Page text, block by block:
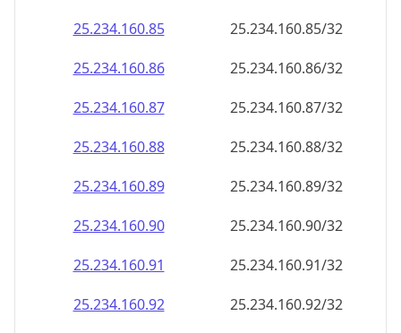
25.234.160.85
25.234.160.85/32
25.234.160.86
25.234.160.86/32
25.234.160.87
25.234.160.87/32
25.234.160.88
25.234.160.88/32
25.234.160.89
25.234.160.89/32
25.234.160.90
25.234.160.90/32
25.234.160.91
25.234.160.91/32
25.234.160.92
25.234.160.92/32